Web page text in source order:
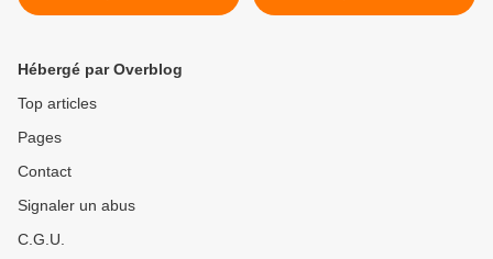
Rahman KATANANI
CARTIER-BRESSON «Le
Hébergé par Overblog
Top articles
Pages
Contact
Signaler un abus
C.G.U.